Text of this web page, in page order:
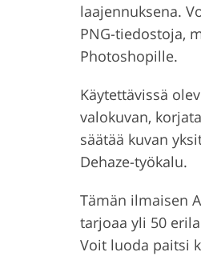
laajennuksena.
PNG-tiedostoja,
Photoshopille.
Käytettävissä
valokuvan,
säätää kuvan
Dehaze-työkalu.
Tämän ilmaisen
tarjoaa yli 50
Voit luoda paitsi